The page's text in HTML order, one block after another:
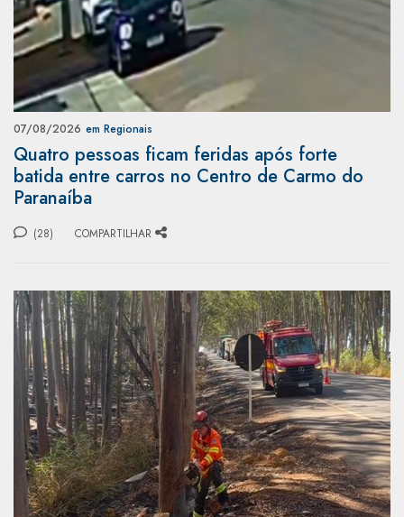
07/08/2026 em Regionais
Quatro pessoas ficam feridas após forte
batida entre carros no Centro de Carmo do
Paranaíba
(28) COMPARTILHAR